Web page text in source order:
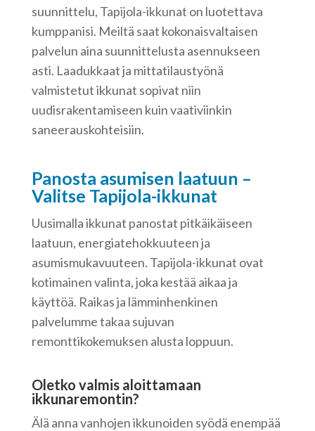
suunnittelu, Tapijola-ikkunat on luotettava
kumppanisi. Meiltä saat kokonaisvaltaisen
palvelun aina suunnittelusta asennukseen
asti. Laadukkaat ja mittatilaustyönä
valmistetut ikkunat sopivat niin
uudisrakentamiseen kuin vaativiinkin
saneerauskohteisiin.
Panosta asumisen laatuun –
Valitse Tapijola-ikkunat
Uusimalla ikkunat panostat pitkäikäiseen
laatuun, energiatehokkuuteen ja
asumismukavuuteen. Tapijola-ikkunat ovat
kotimainen valinta, joka kestää aikaa ja
käyttöä. Raikas ja lämminhenkinen
palvelumme takaa sujuvan
remonttikokemuksen alusta loppuun.
Oletko valmis aloittamaan
ikkunaremontin?
Älä anna vanhojen ikkunoiden syödä enempää